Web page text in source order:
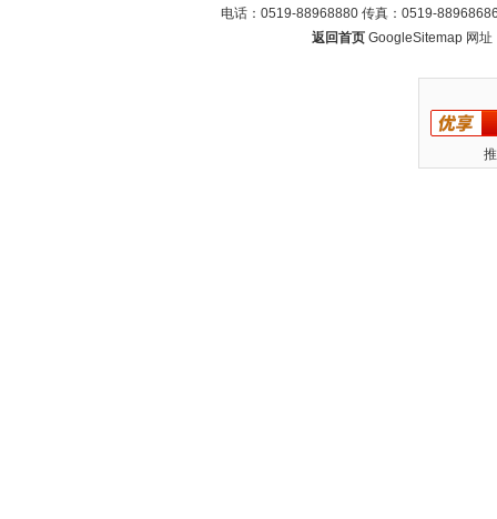
电话：0519-88968880 传真：0519-
返回首页 GoogleSitemap 网